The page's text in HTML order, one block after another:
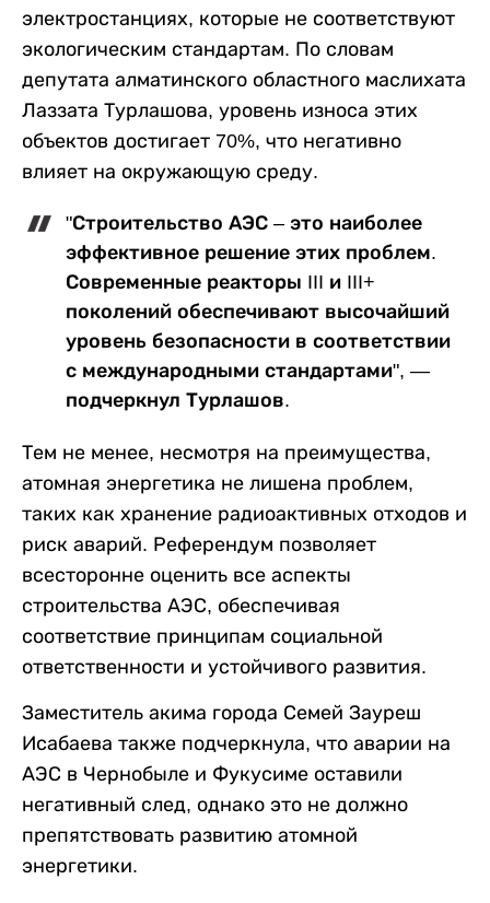
электростанциях, которые не соответствуют
экологическим стандартам. По словам
депутата алматинского областного маслихата
Лаззата Турлашова, уровень износа этих
объектов достигает 70%, что негативно
влияет на окружающую среду.
"Строительство АЭС – это наиболее
эффективное решение этих проблем.
Современные реакторы III и III+
поколений обеспечивают высочайший
уровень безопасности в соответствии
с международными стандартами", —
подчеркнул Турлашов.
Тем не менее, несмотря на преимущества,
атомная энергетика не лишена проблем,
таких как хранение радиоактивных отходов и
риск аварий. Референдум позволяет
всесторонне оценить все аспекты
строительства АЭС, обеспечивая
соответствие принципам социальной
ответственности и устойчивого развития.
Заместитель акима города Семей Зауреш
Исабаева также подчеркнула, что аварии на
АЭС в Чернобыле и Фукусиме оставили
негативный след, однако это не должно
препятствовать развитию атомной
энергетики.